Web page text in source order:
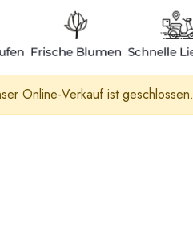
Online-Verkauf ist geschlossen.